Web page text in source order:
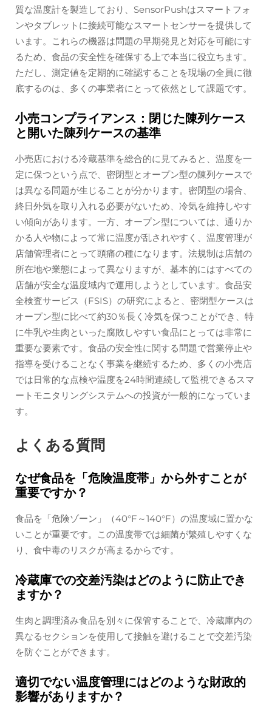
質な温度計を製造しており、SensorPushはスマートフォ
ンやタブレットに接続可能なスマートセンサーを提供して
います。これらの機器は問題の早期発見と対応を可能にす
るため、食品の安全性を確保する上で本当に役立ちます。
ただし、測定値を定期的に確認することを現場の全員に徹
底するのは、多くの事業者にとって依然として課題です。
小売コンプライアンス：閉じた陳列ケース
と開いた陳列ケースの基準
小売店における冷蔵基準を総合的に見てみると、温度を一
定に保つという点で、密閉型とオープン型の陳列ケースで
は異なる問題が生じることが分かります。密閉型の場合、
終日外気を取り入れる必要がないため、冷気を維持しやす
い傾向があります。一方、オープン型については、通りか
かる人や物によって常に温度が乱されやすく、温度管理が
店舗管理者にとって頭痛の種になります。法規制は店舗の
所在地や業態によって異なりますが、基本的にはすべての
店舗が安全な温度域内で運用しようとしています。食品安
全検査サービス（FSIS）の研究によると、密閉型ケースは
オープン型に比べて約30％長く冷気を保つことができ、特
に牛乳や生肉といった腐敗しやすい食品にとっては非常に
重要な要素です。食品の安全性に関する問題で営業停止や
指導を受けることなく事業を継続するため、多くの小売店
では日常的な点検や温度を24時間連続して監視できるスマ
ートモニタリングシステムへの投資が一般的になっていま
す。
よくある質問
なぜ食品を「危険温度帯」から外すことが
重要ですか？
食品を「危険ゾーン」（40°F～140°F）の温度域に置かな
いことが重要です。この温度帯では細菌が繁殖しやすくな
り、食中毒のリスクが高まるからです。
冷蔵庫での交差汚染はどのように防止でき
ますか？
生肉と調理済み食品を別々に保管することで、冷蔵庫内の
異なるセクションを使用して接触を避けることで交差汚染
を防ぐことができます。
適切でない温度管理にはどのような財政的
影響がありますか？